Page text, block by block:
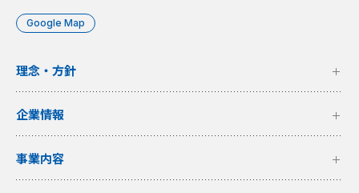
Google Map
理念・方針
企業情報
事業内容